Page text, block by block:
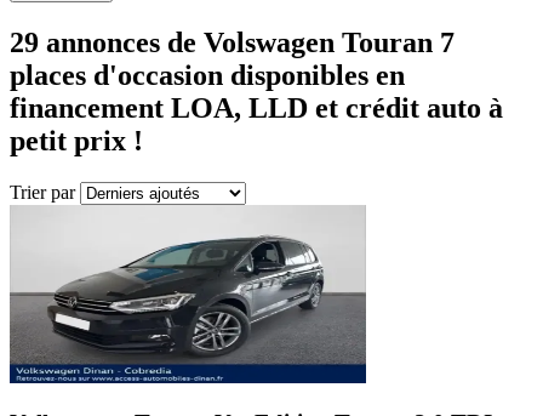
29 annonces de Volswagen Touran 7
places d'occasion disponibles en
financement LOA, LLD et crédit auto à
petit prix !
Trier par